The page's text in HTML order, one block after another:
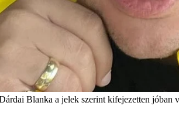
Blanka a jelek szerint kifejezetten jóban